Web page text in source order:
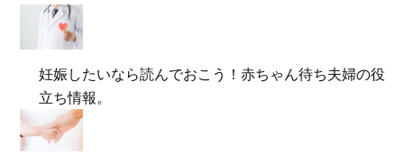
妊娠したいなら読んでおこう！赤ちゃん待ち夫婦の役
立ち情報。